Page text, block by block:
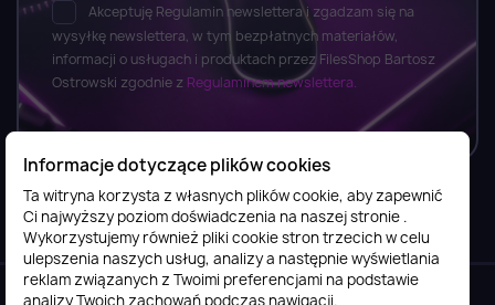
Akceptuję Regulamin newslettera i zgadzam się na
wysyłkę newslettera, w tym bezpłatnych materiałów,
informacji o usługach i produktach przez FilesShop Bartosz
Ostrowski zgodnie z Regulaminem newslettera.
Informacje
Obsługa klienta
Informacje dotyczące plików cookies
Ta witryna korzysta z własnych plików cookie, aby zapewnić
Ci najwyższy poziom doświadczenia na naszej stronie .
Wykorzystujemy również pliki cookie stron trzecich w celu
ulepszenia naszych usług, analizy a następnie wyświetlania
reklam związanych z Twoimi preferencjami na podstawie
analizy Twoich zachowań podczas nawigacji.